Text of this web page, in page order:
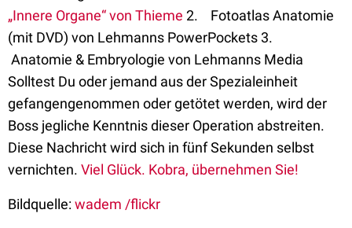
„Innere Organe“ von Thieme 2. Fotoatlas Anatomie
(mit DVD) von Lehmanns PowerPockets 3.
Anatomie & Embryologie von Lehmanns Media
Solltest Du oder jemand aus der Spezialeinheit
gefangengenommen oder getötet werden, wird der
Boss jegliche Kenntnis dieser Operation abstreiten.
Diese Nachricht wird sich in fünf Sekunden selbst
vernichten. Viel Glück. Kobra, übernehmen Sie!
Bildquelle:wadem /flickr